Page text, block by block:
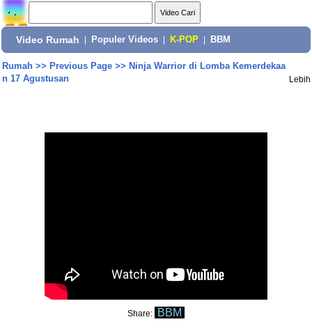
Video Rumah Populer Videos K-POP BBM
Rumah>> Previous Page>> Ninja Warrior di Lomba Kemerdekaa
n 17 Agustusan
Lebih
Share: BBM